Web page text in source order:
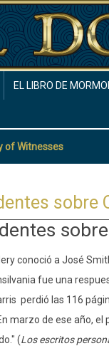
EL LIBRO DE
of Witnesses
sobre
conoció a José
fue una
perdió las 116
marzo de ese año,
(Los escritos